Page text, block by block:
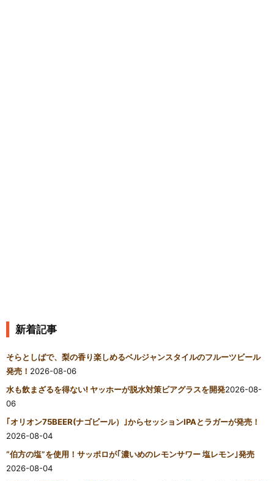
新着記事
そらとしばで、梨の香り楽しめるベルジャンスタイルのフルーツビール
発売！ 2026-08-06
水も飲まざるを得ない! ヤッホーが脱水対策ビアグラスを開発2026-08-
06
｢オリオン75BEER(ナゴビール）｣からセッションIPAとラガーが発売！
2026-08-04
“伯方の塩”を使用！サッポロが｢濃いめのレモンサワー 塩レモン｣発売
2026-08-04